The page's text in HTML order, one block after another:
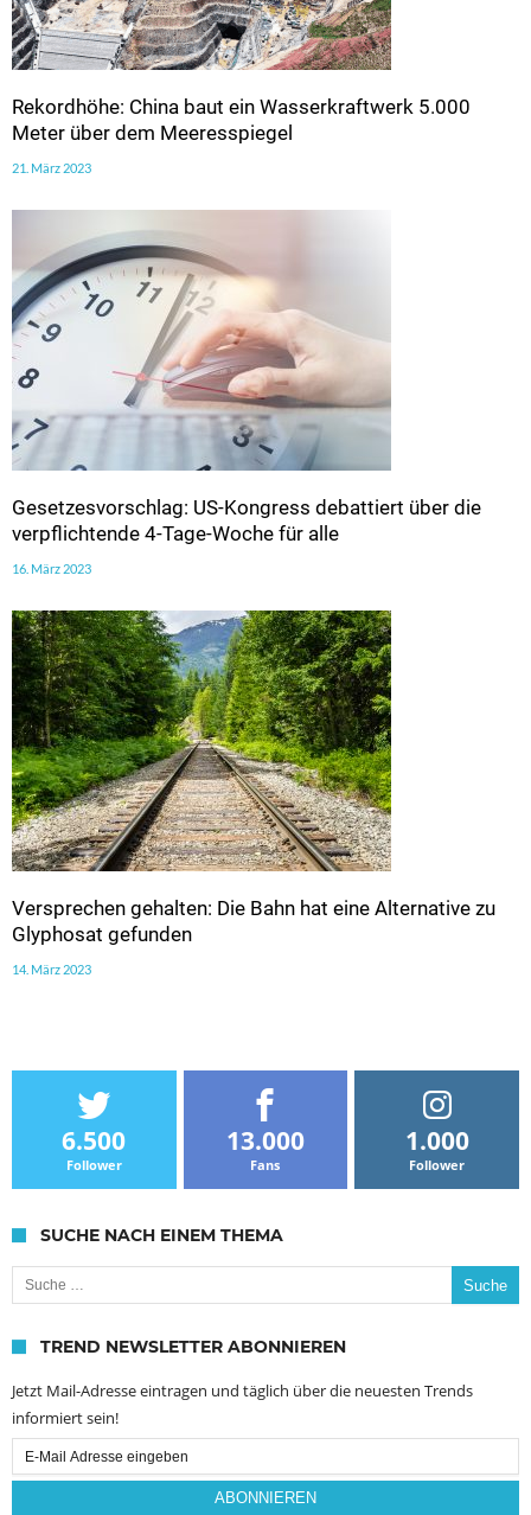
Rekordhöhe: China baut ein Wasserkraftwerk 5.000
Meter über dem Meeresspiegel
21. März 2023
Gesetzesvorschlag: US-Kongress debattiert über die
verpflichtende 4-Tage-Woche für alle
16. März 2023
Versprechen gehalten: Die Bahn hat eine Alternative zu
Glyphosat gefunden
14. März 2023
6.500
Follower
13.000
Fans
1.000
Follower
SUCHE NACH EINEM THEMA
Suche nach:
TREND NEWSLETTER ABONNIEREN
Jetzt Mail-Adresse eintragen und täglich über die neuesten Trends
informiert sein!
Email
Subscription
ABONNIEREN